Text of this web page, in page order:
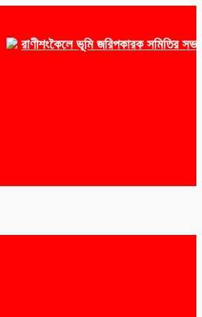
রাণীশংকৈলে ভূমি জরিপকারক সমিতির সভাপতি